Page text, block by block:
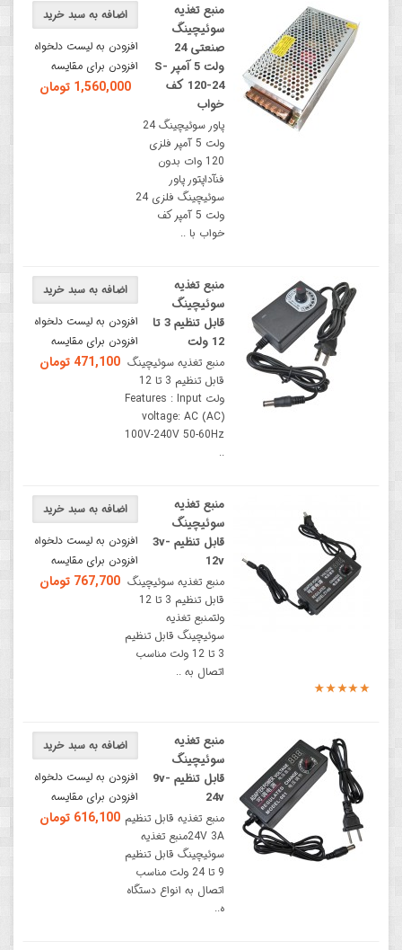
اضافه به سبد خرید
افزودن به لیست دلخواه
افزودن برای مقایسه
1,560,000 تومان
منبع تغذیه
سوئیچینگ
صنعتی 24
ولت 5 آمپر S-
120-24 کف
خواب
پاور سوئیچینگ 24
ولت 5 آمپر فلزی
120 وات بدون
فنآداپتور پاور
سوئیچینگ فلزی 24
ولت 5 آمپر کف
خواب با ..
اضافه به سبد خرید
افزودن به لیست دلخواه
افزودن برای مقایسه
471,100 تومان
منبع تغذیه
سوئیچینگ
قابل تنظیم 3 تا
12 ولت
منبع تغذیه سوئیچینگ
قابل تنظیم 3 تا 12
ولت Features : Input
voltage: AC (AC)
100V-240V 50-60Hz
..
اضافه به سبد خرید
افزودن به لیست دلخواه
افزودن برای مقایسه
767,700 تومان
منبع تغذیه
سوئیچینگ
قابل تنظیم 3v-
12v
منبع تغذیه سوئیچینگ
قابل تنظیم 3 تا 12
ولتمنبع تغذیه
سوئیچینگ قابل تنظیم
3 تا 12 ولت مناسب
اتصال به ..
اضافه به سبد خرید
افزودن به لیست دلخواه
افزودن برای مقایسه
616,100 تومان
منبع تغذیه
سوئیچینگ
قابل تنظیم 9v-
24v
منبع تغذیه قابل تنظیم
24V 3Aمنبع تغذیه
سوئیچینگ قابل تنظیم
9 تا 24 ولت مناسب
اتصال به انواع دستگاه
ه..